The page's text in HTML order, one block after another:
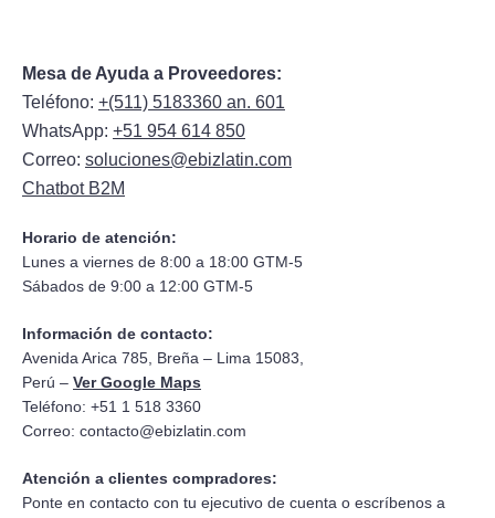
Mesa de Ayuda a Proveedores:
Teléfono: +(511) 5183360 an. 601
WhatsApp: +51 954 614 850
Correo: soluciones@ebizlatin.com
Chatbot B2M
Horario de atención:
Lunes a viernes de 8:00 a 18:00 GTM-5
Sábados de 9:00 a 12:00 GTM-5
Información de contacto:
Avenida Arica 785, Breña – Lima 15083,
Perú – Ver Google Maps
Teléfono: +51 1 518 3360
Correo: contacto@ebizlatin.com
Atención a clientes compradores:
Ponte en contacto con tu ejecutivo de cuenta o escríbenos a